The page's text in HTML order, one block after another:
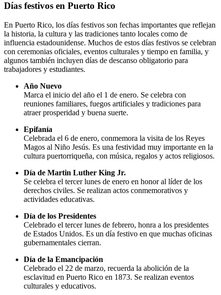
Días festivos en Puerto Rico
En Puerto Rico, los días festivos son fechas importantes que reflejan
la historia, la cultura y las tradiciones tanto locales como de
influencia estadounidense. Muchos de estos días festivos se celebran
con ceremonias oficiales, eventos culturales y tiempo en familia, y
algunos también incluyen días de descanso obligatorio para
trabajadores y estudiantes.
Año Nuevo
Marca el inicio del año el 1 de enero. Se celebra con
reuniones familiares, fuegos artificiales y tradiciones para
atraer prosperidad y buena suerte.
Epifanía
Celebrada el 6 de enero, conmemora la visita de los Reyes
Magos al Niño Jesús. Es una festividad muy importante en la
cultura puertorriqueña, con música, regalos y actos religiosos.
Día de Martin Luther King Jr.
Se celebra el tercer lunes de enero en honor al líder de los
derechos civiles. Se realizan actos conmemorativos y
actividades educativas.
Día de los Presidentes
Celebrado el tercer lunes de febrero, honra a los presidentes
de Estados Unidos. Es un día festivo en que muchas oficinas
gubernamentales cierran.
Día de la Emancipación
Celebrado el 22 de marzo, recuerda la abolición de la
esclavitud en Puerto Rico en 1873. Se realizan eventos
culturales y educativos.